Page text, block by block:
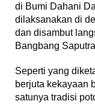
di Bumi Dahani
dilaksanakan di
dan disambut
Bangbang
Seperti yang
berjuta kekayaan
satunya tradisi